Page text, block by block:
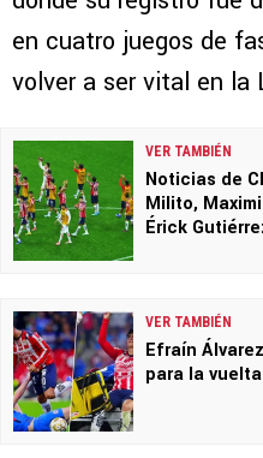
en cuatro juegos de
volver a ser vital en la
VER TAMBIÉN
Noticias de
Milito,
Érick
VER TAMBIÉN
Efraín
para la